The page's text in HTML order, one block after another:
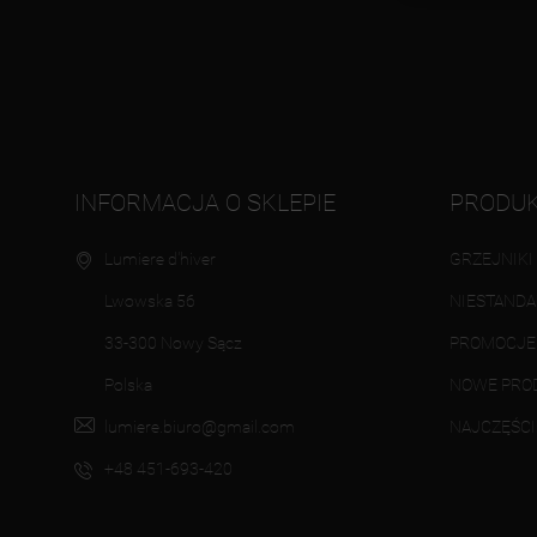
INFORMACJA O SKLEPIE
Lumiere d'hiver
Lwowska 56
33-300 Nowy Sącz
Polska
lumiere.biuro@gmail.com
+48 451-693-420
GRZEJNIKI
PROMOCJE
NOWE